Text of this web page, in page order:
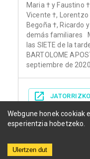
Herriak
Maria † y Faustino
Vicente †, Lorentzo
Begoña †, Ricardo
demás familiares
las SIETE de la
BARTOLOME
septiembre de
Webgune honek cookiak
esperientzia hobetzeko.
Ulertzen dut